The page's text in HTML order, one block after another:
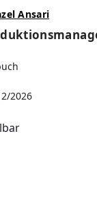
Ansari
2026